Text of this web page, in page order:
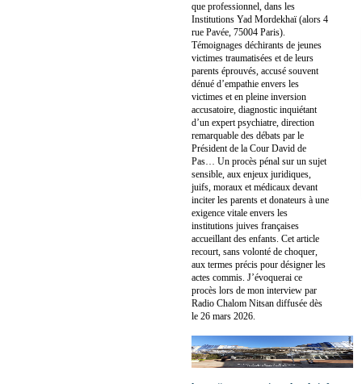
que professionnel, dans les
Institutions Yad Mordekhaï (alors 4
rue Pavée, 75004 Paris).
Témoignages déchirants de jeunes
victimes traumatisées et de leurs
parents éprouvés, accusé souvent
dénué d’empathie envers les
victimes et en pleine inversion
accusatoire, diagnostic inquiétant
d’un expert psychiatre, direction
remarquable des débats par le
Président de la Cour David de
Pas… Un procès pénal sur un sujet
sensible, aux enjeux juridiques,
juifs, moraux et médicaux devant
inciter les parents et donateurs à une
exigence vitale envers les
institutions juives françaises
accueillant des enfants. Cet article
recourt, sans volonté de choquer,
aux termes précis pour désigner les
actes commis. J’évoquerai ce
procès lors de mon interview par
Radio Chalom Nitsan diffusée dès
le 26 mars 2026.